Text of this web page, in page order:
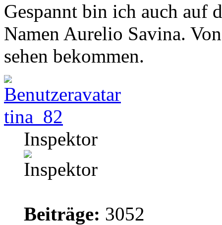
Gespannt bin ich auch auf
Namen Aurelio Savina.
sehen bekommen.
tina_82
Inspektor
Beiträge: 3052